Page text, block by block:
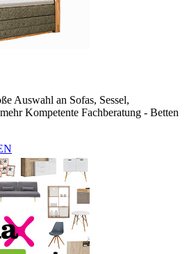
Auswahl an Sofas, Sessel,
Kompetente Fachberatung - Betten